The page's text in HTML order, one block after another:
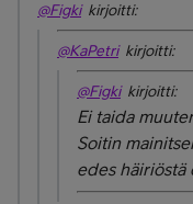
@Figkikirjoitti:
@KaPetrikirjoitti:
@Figkikirjoitti:
Ei taida
Soitin
edes häiriöstä